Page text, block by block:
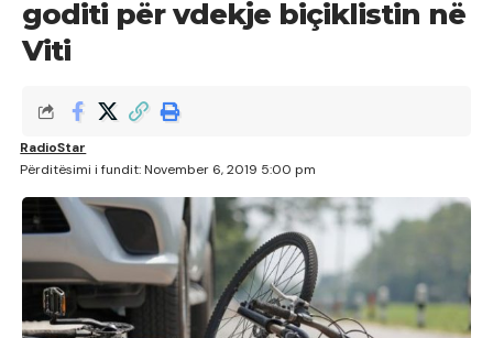
goditi për vdekje biçiklistin në
Viti
Përditësimi i fundit: November 6, 2019 5:00 pm
RadioStar